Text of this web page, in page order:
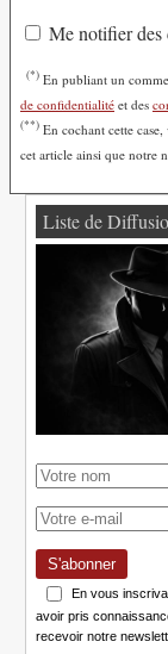
Me notifier des
(*) En publiant un
de confidentialité et des
(**) En cochant cette
cet article ainsi que notre
Liste de
S'abonner
En vous
avoir pris
recevoir notre